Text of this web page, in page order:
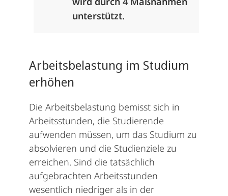
unterstützt.
Arbeitsbelastung im Studium
erhöhen
Die Arbeitsbelastung bemisst sich in
Arbeitsstunden, die Studierende
aufwenden müssen, um das Studium zu
absolvieren und die Studienziele zu
erreichen. Sind die tatsächlich
aufgebrachten Arbeitsstunden
wesentlich niedriger als in der